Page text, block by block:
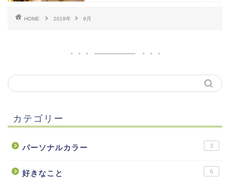
HOME 2019年 9月
カテゴリー
パーソナルカラー 3
好きなこと 6